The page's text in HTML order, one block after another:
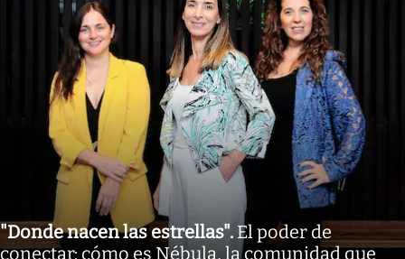
"Donde nacen las estrellas". El poder de
conectar: cómo es Nébula, la comunidad que